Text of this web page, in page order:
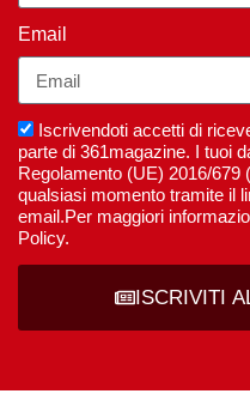
Email
Iscrivendoti accetti di
parte di 361magazine. I tuoi
Regolamento (UE) 2016/
qualsiasi momento tramite il
email.Per maggiori
Policy.
ISCRIVITI